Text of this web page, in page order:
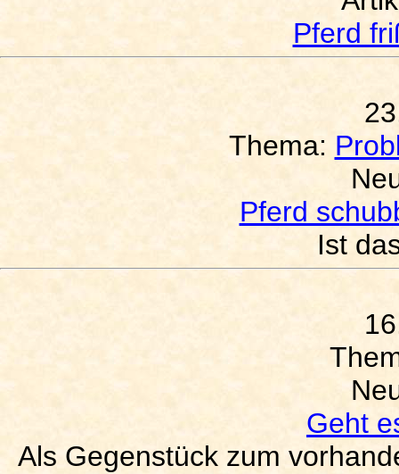
Pferd
Thema:
Pferd
Ist
Geht
Als Gegenstück zum